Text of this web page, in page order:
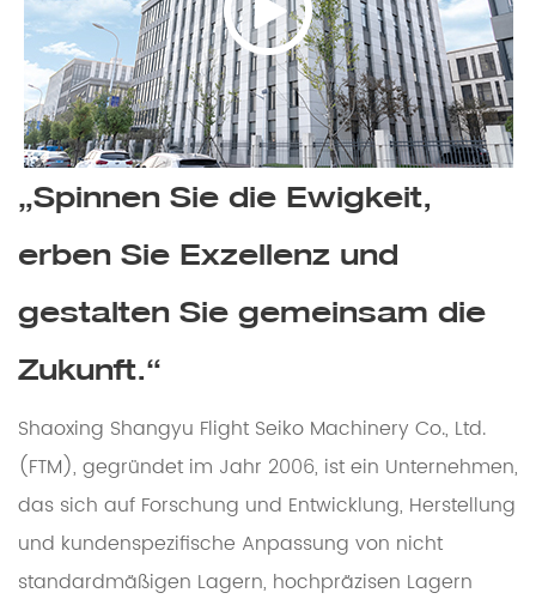
„Spinnen Sie die Ewigkeit,
erben Sie Exzellenz und
gestalten Sie gemeinsam die
Zukunft.“
Shaoxing Shangyu Flight Seiko Machinery Co., Ltd.
(FTM), gegründet im Jahr 2006, ist ein Unternehmen,
das sich auf Forschung und Entwicklung, Herstellung
und kundenspezifische Anpassung von nicht
standardmäßigen Lagern, hochpräzisen Lagern